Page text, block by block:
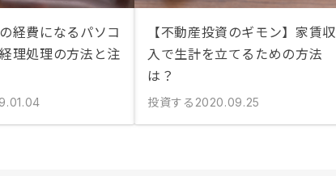
経費になるパソコ
理処理の方法と注
【不動産投資のギモン】家賃収
入で生計を立てるための方法
は？
投資する 2020.09.25